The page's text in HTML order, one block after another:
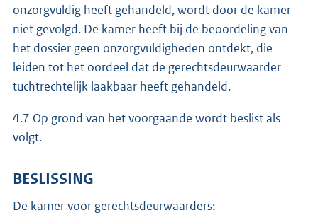
onzorgvuldig heeft gehandeld, wordt door de kamer
niet gevolgd. De kamer heeft bij de beoordeling van
het dossier geen onzorgvuldigheden ontdekt, die
leiden tot het oordeel dat de gerechtsdeurwaarder
tuchtrechtelijk laakbaar heeft gehandeld.
4.7 Op grond van het voorgaande wordt beslist als
volgt.
BESLISSING
De kamer voor gerechtsdeurwaarders: